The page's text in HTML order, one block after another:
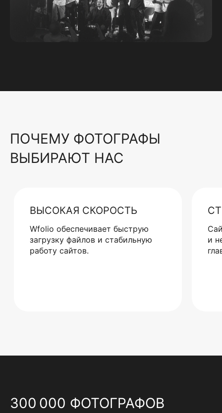
ПОЧЕМУ ФОТОГРАФЫ
ВЫБИРАЮТ НАС
ВЫСОКАЯ СКОРОСТЬ
Wfolio обеспечивает быструю
загрузку файлов и стабильную
работу сайтов.
и
300 000 ФОТОГРАФОВ